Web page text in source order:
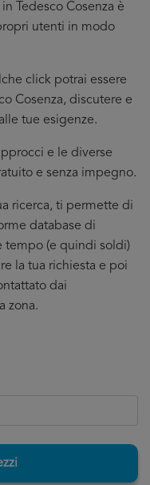
Tedesco Cosenza è
utenti in modo
click potrai essere
Cosenza, discutere e
tue esigenze.
e le diverse
e senza impegno.
ricerca, ti permette di
database di
tempo (e quindi soldi)
la tua richiesta e poi
dai
zona.